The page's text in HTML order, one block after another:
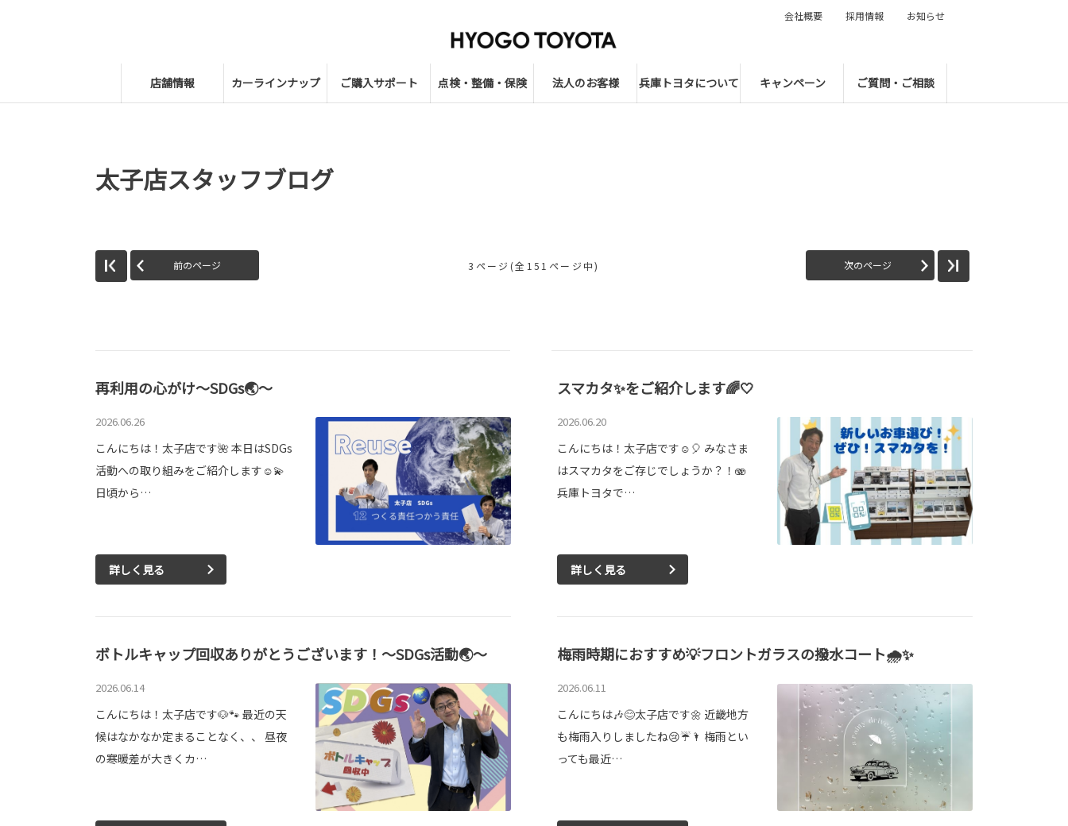
店舗情報 カーラインナップ ご購入サポート 点検・整備・保険 法人のお客様 兵庫トヨタについて キャンペーン ご質問・ご相談
会社概要 採用情報 お知らせ
太子店スタッフブログ
前のページ 3ページ(全151ページ中) 次のページ
再利用の心がけ～SDGs🌏～
2026.06.26
こんにちは！太子店です🌺 本日はSDGs
活動への取り組みをご紹介します☺️💫
日頃から…
詳しく見る
スマカタ✨をご紹介します🌈🤍
2026.06.20
こんにちは！太子店です☺️🎈 みなさま
はスマカタをご存じでしょうか？！🫨
兵庫トヨタで…
詳しく見る
ボトルキャップ回収ありがとうございます！～SDGs活動🌏～
2026.06.14
こんにちは！太子店です🐶🐾 最近の天
候はなかなか定まることなく、、 昼夜
の寒暖差が大きくカ…
梅雨時期におすすめ💡フロントガラスの撥水コート🌧️✨
2026.06.11
こんにちは🎶😊太子店です🌼 近畿地方
も梅雨入りしましたね😢☔🌂 梅雨とい
っても最近…